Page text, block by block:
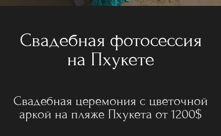
Свадебная фотосессия
на Пхукете
Свадебная церемония с цветочной
аркой на пляже Пхукета от 1200$